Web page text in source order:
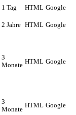
1 Tag HTML Google
2 Jahre HTML Google
3
Monate HTML Google
3
Monate
HTML Google